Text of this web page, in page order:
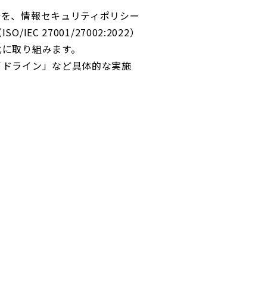
、情報セキュリティポリシー
IEC 27001/27002:2022）
取り組みます。
ライン」など具体的な実施